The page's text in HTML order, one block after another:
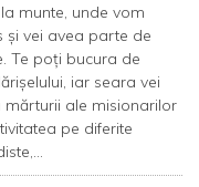
munte, unde vom
și vei avea parte de
Te poți bucura de
iar seara vei
mărturii ale misionarilor
pe diferite